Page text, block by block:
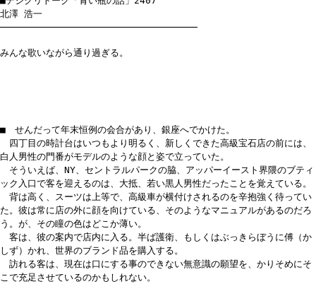
北澤 浩一
───────────────────────────────────
みんな歌いながら通り過ぎる。
■ せんだって年末恒例の会合があり、銀座へでかけた。
四丁目の時計台はいつもより明るく、新しくできた高級宝石店の前には、
白人男性の門番がモデルのような顔と姿で立っていた。
そういえば、NY、セントラルパークの脇、アッパーイースト界隈のブティ
ック入口で客を迎えるのは、大抵、若い黒人男性だったことを覚えている。
背は高く、スーツは上等で、高級車が横付けされるのを辛抱強く待ってい
た。彼は常に店の外に顔を向けている、そのようなマニュアルがあるのだろ
う。が、その瞳の色はどこか薄い。
客は、彼の案内で店内に入る。半ば護衛、もしくはぶっきらぼうに傅（か
しず）かれ、世界のブランド品を購入する。
訪れる客は、現在は口にする事のできない無意識の願望を、かりそめにそ
こで充足させているのかもしれない。